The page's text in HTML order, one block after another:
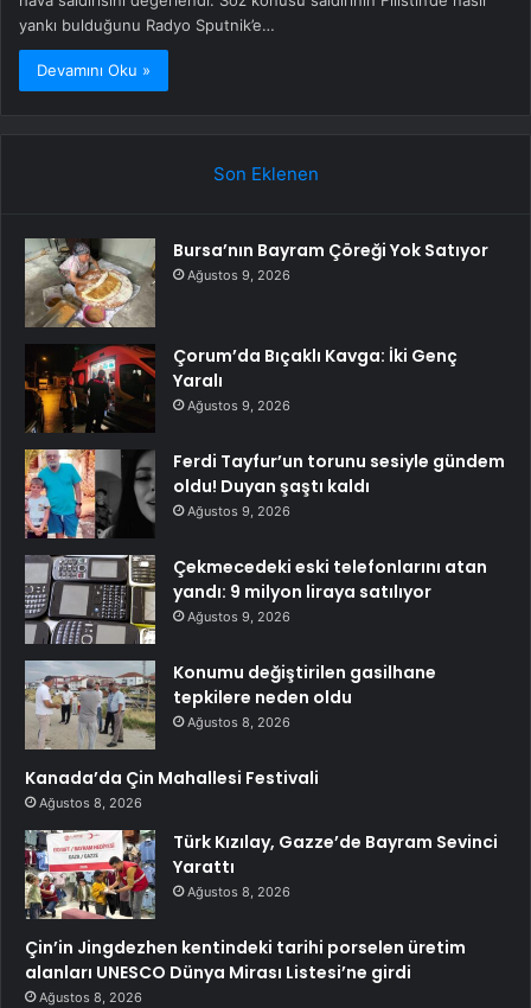
yankı bulduğunu Radyo Sputnik’e…
Devamını Oku »
Son Eklenen
Bursa’nın Bayram Çöreği Yok Satıyor
Ağustos 9, 2026
Çorum’da Bıçaklı Kavga: İki Genç
Yaralı
Ağustos 9, 2026
Ferdi Tayfur’un torunu sesiyle gündem
oldu! Duyan şaştı kaldı
Ağustos 9, 2026
Çekmecedeki eski telefonlarını atan
yandı: 9 milyon liraya satılıyor
Ağustos 9, 2026
Konumu değiştirilen gasilhane
tepkilere neden oldu
Ağustos 8, 2026
Kanada’da Çin Mahallesi Festivali
Ağustos 8, 2026
Türk Kızılay, Gazze’de Bayram Sevinci
Yarattı
Ağustos 8, 2026
Çin’in Jingdezhen kentindeki tarihi porselen üretim
alanları UNESCO Dünya Mirası Listesi’ne girdi
Ağustos 8, 2026